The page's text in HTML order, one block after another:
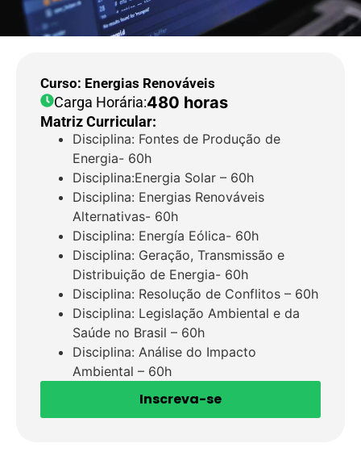
Curso: Energias Renováveis
Carga Horária:480 horas
Matriz Curricular:
Disciplina: Fontes de Produção de
Energia- 60h
Disciplina:Energia Solar – 60h
Disciplina: Energias Renováveis
Alternativas- 60h
Disciplina: Energía Eólica- 60h
Disciplina: Geração, Transmissão e
Distribuição de Energia- 60h
Disciplina: Resolução de Conflitos – 60h
Disciplina: Legislação Ambiental e da
Saúde no Brasil – 60h
Disciplina: Análise do Impacto
Ambiental – 60h
Inscreva-se